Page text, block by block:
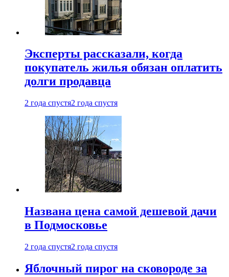
Эксперты рассказали, когда
покупатель жилья обязан оплатить
долги продавца
2 года спустя2 года спустя
Названа цена самой дешевой дачи
в Подмосковье
2 года спустя2 года спустя
Яблочный пирог на сковороде за